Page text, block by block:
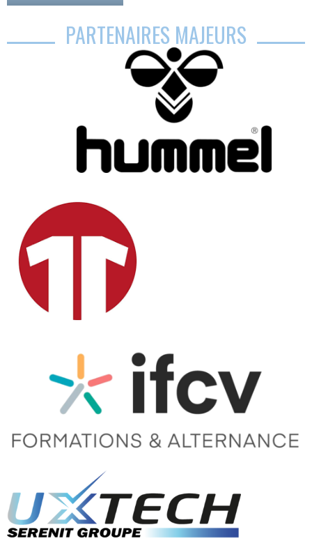
PARTENAIRES MAJEURS